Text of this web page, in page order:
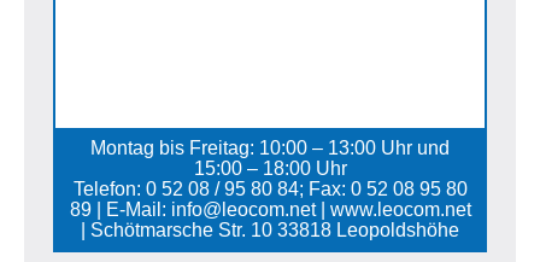
Montag bis Freitag: 10:00 – 13:00 Uhr und
15:00 – 18:00 Uhr
Telefon: 0 52 08 / 95 80 84; Fax: 0 52 08 95 80
89 | E-Mail: info@leocom.net | www.leocom.net
| Schötmarsche Str. 10 33818 Leopoldshöhe